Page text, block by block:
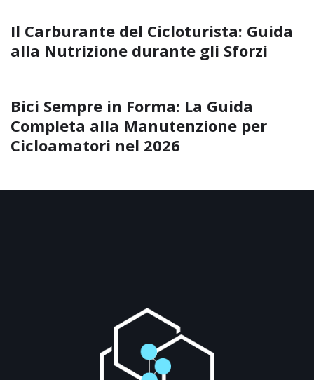
Il Carburante del Cicloturista: Guida
alla Nutrizione durante gli Sforzi
Bici Sempre in Forma: La Guida
Completa alla Manutenzione per
Cicloamatori nel 2026